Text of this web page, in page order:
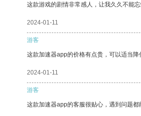
这款游戏的剧情非常感人，让我久久不能忘
2024-01-11
游客
这款加速器app的价格有点贵，可以适当降
2024-01-11
游客
这款加速器app的客服很贴心，遇到问题都